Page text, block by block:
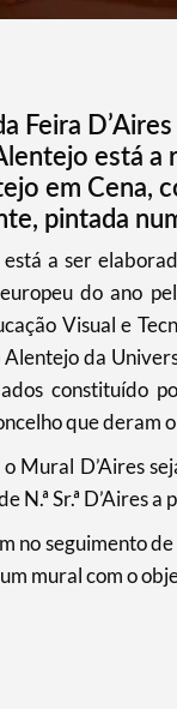
Filtros
Feira
está a
em Cena,
pintada
está a ser
do ano
Visual e
Alentejo da
constituído
que deram
Mural D’Aires
N.ª Sr.ª D’Aires
no seguimento
mural com o